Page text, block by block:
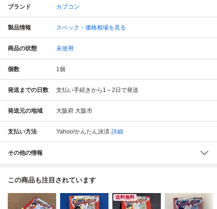
ブランド カプコン
製品情報 スペック・価格相場を見る
商品の状態 未使用
個数 1個
発送までの日数 支払い手続きから1～2日で発送
発送元の地域 大阪府 大阪市
支払い方法 Yahoo!かんたん決済 詳細
その他の情報
この商品も注目されています
送料無料